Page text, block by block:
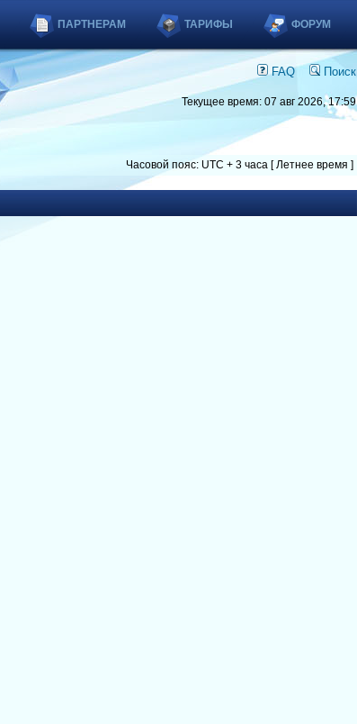
ПАРТНЕРАМ ТАРИФЫ ФОРУМ
FAQ Поиск
Текущее время: 07 авг 2026, 17:59
Часовой пояс: UTC + 3 часа [ Летнее время ]